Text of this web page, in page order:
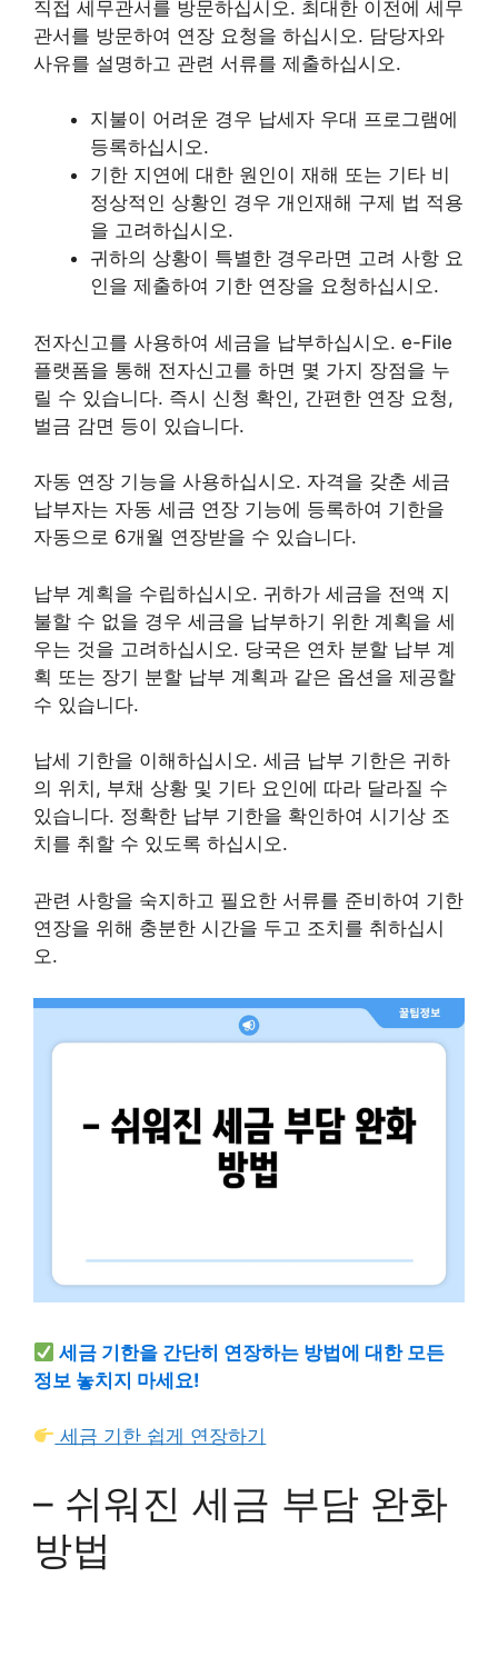
직접 세무관서를 방문하십시오. 최대한 이전에 세무
관서를 방문하여 연장 요청을 하십시오. 담당자와
사유를 설명하고 관련 서류를 제출하십시오.
지불이 어려운 경우 납세자 우대 프로그램에
등록하십시오.
기한 지연에 대한 원인이 재해 또는 기타 비
정상적인 상황인 경우 개인재해 구제 법 적용
을 고려하십시오.
귀하의 상황이 특별한 경우라면 고려 사항 요
인을 제출하여 기한 연장을 요청하십시오.
전자신고를 사용하여 세금을 납부하십시오. e-File
플랫폼을 통해 전자신고를 하면 몇 가지 장점을 누
릴 수 있습니다. 즉시 신청 확인, 간편한 연장 요청,
벌금 감면 등이 있습니다.
자동 연장 기능을 사용하십시오. 자격을 갖춘 세금
납부자는 자동 세금 연장 기능에 등록하여 기한을
자동으로 6개월 연장받을 수 있습니다.
납부 계획을 수립하십시오. 귀하가 세금을 전액 지
불할 수 없을 경우 세금을 납부하기 위한 계획을 세
우는 것을 고려하십시오. 당국은 연차 분할 납부 계
획 또는 장기 분할 납부 계획과 같은 옵션을 제공할
수 있습니다.
납세 기한을 이해하십시오. 세금 납부 기한은 귀하
의 위치, 부채 상황 및 기타 요인에 따라 달라질 수
있습니다. 정확한 납부 기한을 확인하여 시기상 조
치를 취할 수 있도록 하십시오.
관련 사항을 숙지하고 필요한 서류를 준비하여 기한
연장을 위해 충분한 시간을 두고 조치를 취하십시
오.
세금 기한을 간단히 연장하는 방법에 대한 모든
정보 놓치지 마세요!
세금 기한 쉽게 연장하기
– 쉬워진 세금 부담 완화
방법